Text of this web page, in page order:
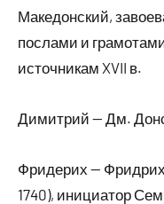
Македонский,
послами и
источникам XVII в.
Димитрий — Дм.
Фридерих — Фридрих
1740), инициатор